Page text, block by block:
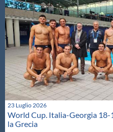
23 Luglio 2026
World Cup. Italia-Georgia 18-
la Grecia